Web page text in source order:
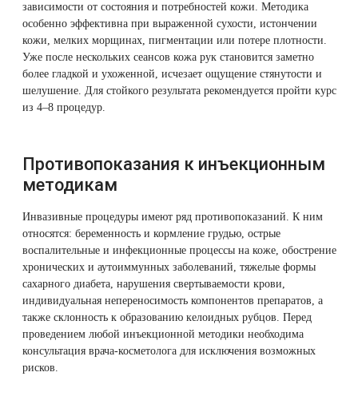
зависимости от состояния и потребностей кожи. Методика
особенно эффективна при выраженной сухости, истончении
кожи, мелких морщинах, пигментации или потере плотности.
Уже после нескольких сеансов кожа рук становится заметно
более гладкой и ухоженной, исчезает ощущение стянутости и
шелушение. Для стойкого результата рекомендуется пройти курс
из 4–8 процедур.
Противопоказания к инъекционным
методикам
Инвазивные процедуры имеют ряд противопоказаний. К ним
относятся: беременность и кормление грудью, острые
воспалительные и инфекционные процессы на коже, обострение
хронических и аутоиммунных заболеваний, тяжелые формы
сахарного диабета, нарушения свертываемости крови,
индивидуальная непереносимость компонентов препаратов, а
также склонность к образованию келоидных рубцов. Перед
проведением любой инъекционной методики необходима
консультация врача-косметолога для исключения возможных
рисков.